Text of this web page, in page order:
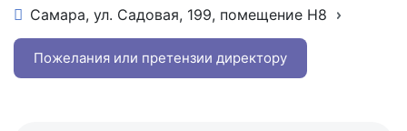
Самара, ул. Садовая, 199, помещение Н8
+7 (993) 993-77-22
Написать в МАКС
Пожелания или претензии директору